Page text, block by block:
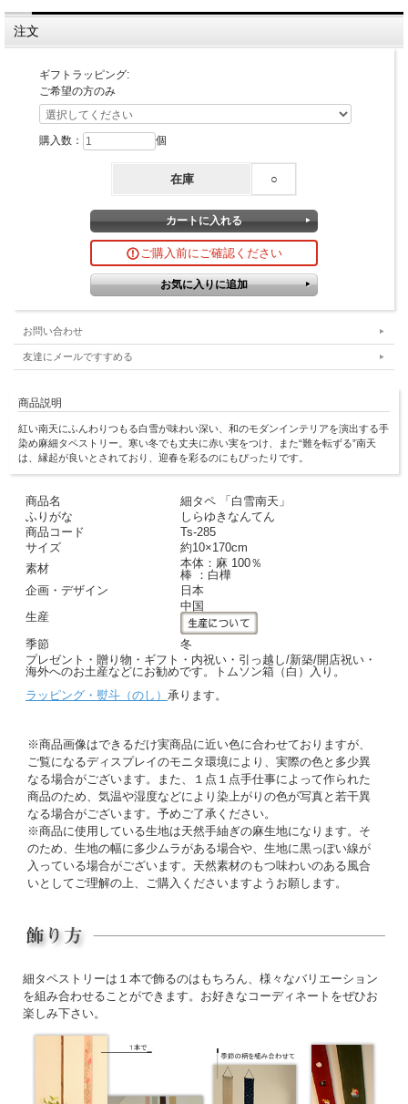
注文
ギフトラッピング:
ご希望の方のみ
購入数： 個
在庫 ○
ご購入前にご確認ください
お問い合わせ
友達にメールですすめる
商品説明
紅い南天にふんわりつもる白雪が味わい深い、和のモダンインテリアを演出する手
染め麻細タペストリー。寒い冬でも丈夫に赤い実をつけ、また“難を転ずる”南天
は、縁起が良いとされており、迎春を彩るのにもぴったりです。
商品名
細タペ 「白雪南天」
ふりがな
しらゆきなんてん
商品コード
Ts-285
サイズ
約10×170cm
素材
本体：麻 100％
棒 ：白樺
企画・デザイン
日本
生産
中国
季節
冬
プレゼント・贈り物・ギフト・内祝い・引っ越し/新築/開店祝い・
海外へのお土産などにお勧めです。トムソン箱（白）入り。
ラッピング・熨斗（のし） 承ります。
※商品画像はできるだけ実商品に近い色に合わせておりますが、
ご覧になるディスプレイのモニタ環境により、実際の色と多少異
なる場合がございます。また、１点１点手仕事によって作られた
商品のため、気温や湿度などにより染上がりの色が写真と若干異
なる場合がございます。予めご了承ください。
※商品に使用している生地は天然手紬ぎの麻生地になります。そ
のため、生地の幅に多少ムラがある場合や、生地に黒っぽい線が
入っている場合がございます。天然素材のもつ味わいのある風合
いとしてご理解の上、ご購入くださいますようお願します。
細タペストリーは１本で飾るのはもちろん、様々なバリエーション
を組み合わせることができます。お好きなコーディネートをぜひお
楽しみ下さい。